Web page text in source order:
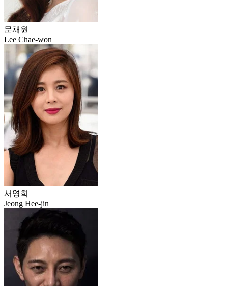
문채원
Lee Chae-won
서영희
Jeong Hee-jin